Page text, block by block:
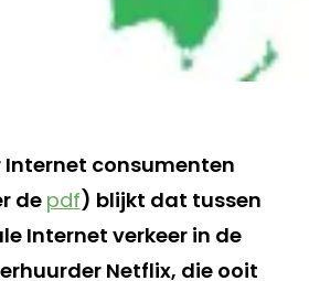
consumenten
depdf) blijkt dat tussen
Internet verkeer in de
Netflix, die ooit